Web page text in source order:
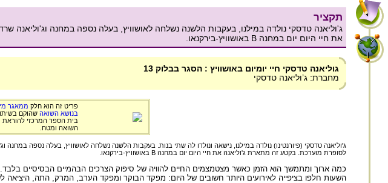
תקציר
ג'וליאנה טדסקי נולדה במילנו, בעקבות הלשנה נשלחה לאושוויץ, בעלה נספה במחנה
את חיי היום יום במחנה B באושוויץ-בירקנאו.
גוליאנה טדסקי חיי יומיום באושוויץ : הסגר בבלוק 13
מחברת: ג’וליאנה טדסקי
פריט זה הוא חלק ממאגר
בנושא השואה שהוקם
בית הספר המרכזי להוראת
השואה ומטח.
ג'וליאנה טדסקי (פיורנטינו) נולדה במילנו, נישאה ונולדו לה שתי בנות. בעקבות הלשנה נשלחה לאושוויץ, בעלה נספה
לסופרת מוערכת. בקטע זה מתארת ג'וליאנה את חיי היום יום במחנה B באושוויץ-בירקנאו.
כמה ארוך ומתמשך הוא הזמן כאשר מצטמצמים החיים להוויה של סיפוק הצרכים הבהמיים הבסיסיים
השעות חלפו בציפייה לאירועים היותר חשובים של היום: מפקד הבוקר ומפקד הערב, המרק, התה, היציאה